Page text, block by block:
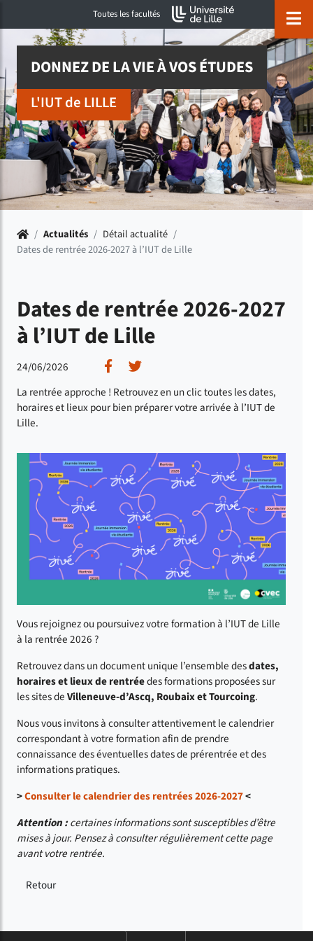
Accéder au menu principal
Accéder à la recherche
Accéder au pied de pageToutes les facultés
DONNEZ DE LA VIE À VOS ÉTUDES
L'IUT de LILLE
Accueil
/ Actualités / Détail actualité /
Dates de rentrée 2026-2027 à l’IUT de Lille
Dates de rentrée 2026-2027
à l’IUT de Lille
24/06/2026 Partager sur Facebook
Partager sur Twitter
La rentrée approche ! Retrouvez en un clic toutes les dates,
horaires et lieux pour bien préparer votre arrivée à l’IUT de
Lille.
Vous rejoignez ou poursuivez votre formation à l’IUT de Lille
à la rentrée 2026 ?
Retrouvez dans un document unique l’ensemble desdates,
horaires et lieux de rentréedes formations proposées sur
les sites deVilleneuve-d’Ascq, Roubaix et Tourcoing.
Nous vous invitons à consulter attentivement le calendrier
correspondant à votre formation afin de prendre
connaissance des éventuelles dates de prérentrée et des
informations pratiques.
>Consulter le calendrier des rentrées 2026-2027<
Attention :certaines informations sont susceptibles d’être
mises à jour. Pensez à consulter régulièrement cette page
avant votre rentrée.
Retour